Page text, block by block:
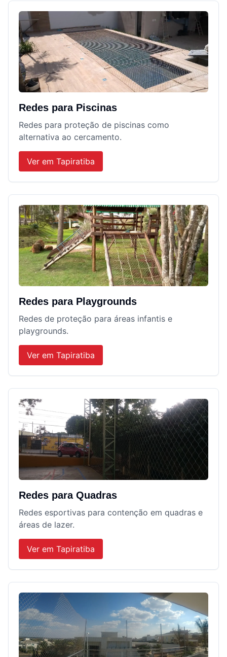
Redes para Piscinas
Redes para proteção de piscinas como
alternativa ao cercamento.
Ver em Tapiratiba
Redes para Playgrounds
Redes de proteção para áreas infantis e
playgrounds.
Ver em Tapiratiba
Redes para Quadras
Redes esportivas para contenção em quadras e
áreas de lazer.
Ver em Tapiratiba